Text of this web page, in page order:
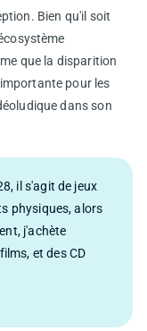
Bien qu'il soit
que la disparition
pour les
dans son
il s'agit de jeux
physiques, alors
j'achète
et des CD